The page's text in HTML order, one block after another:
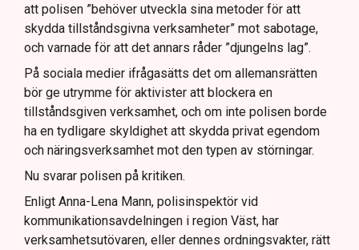
att polisen ”behöver utveckla sina metoder för att
skydda tillståndsgivna verksamheter” mot sabotage,
och varnade för att det annars råder ”djungelns lag”.
På sociala medier ifrågasätts det om allemansrätten
bör ge utrymme för aktivister att blockera en
tillståndsgiven verksamhet, och om inte polisen borde
ha en tydligare skyldighet att skydda privat egendom
och näringsverksamhet mot den typen av störningar.
Nu svarar polisen på kritiken.
Enligt Anna-Lena Mann, polisinspektör vid
kommunikationsavdelningen i region Väst, har
verksamhetsutövaren, eller dennes ordningsvakter, rätt